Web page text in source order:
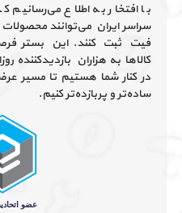
با افتخار به اطلاع
سراسر ایران می‌توانند
فیت ثبت کنند. این بستر
کالاها به هزاران
در کنار شما هستیم تا مسیر
ساده‌تر و پربازده‌تر کنیم.